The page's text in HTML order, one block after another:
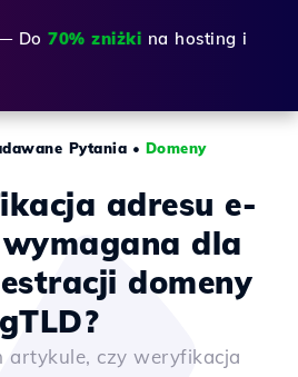
Do 70% zniżki na hosting i
Pytania • Domeny
adresu e-
dla
domeny
gTLD?
artykule, czy weryfikacja